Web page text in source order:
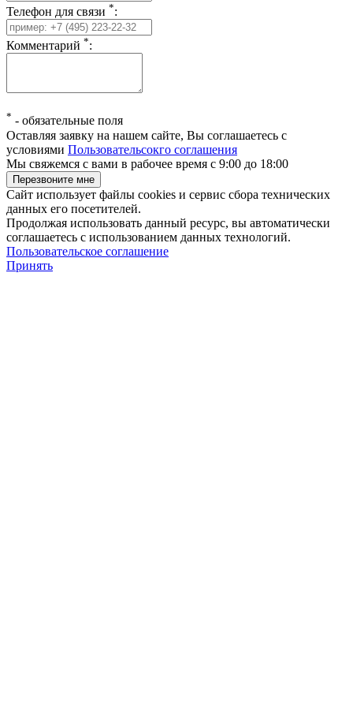
Телефон для связи *:
Комментарий *:
* - обязательные поля
Оставляя заявку на нашем сайте, Вы соглашаетесь с
условиями Пользовательсокго соглашения
Мы свяжемся с вами в рабочее время с 9:00 до 18:00
Сайт использует файлы cookies и сервис сбора технических
данных его посетителей.
Продолжая использовать данный ресурс, вы автоматически
соглашаетесь с использованием данных технологий.
Пользовательское соглашение
Принять